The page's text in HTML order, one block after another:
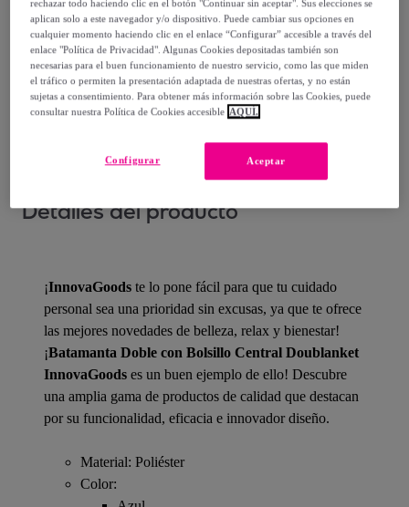
Entrega: Entre el14/08y el17/08
¿Cómo funciona?
Detalles del producto
¡InnovaGoods te lo pone fácil para que tu cuidado
personal sea una prioridad sin excusas, ya que te ofrece
las mejores novedades de belleza, relax y bienestar!
¡Batamanta Doble con Bolsillo Central Doublanket
InnovaGoods es un buen ejemplo de ello! Descubre
una amplia gama de productos de calidad que destacan
por su funcionalidad, eficacia e innovador diseño.
Material: Poliéster
Color:
rechazar todo haciendo clic en el botón "Continuar sin aceptar". Sus elecciones se
aplican solo a este navegador y/o dispositivo. Puede cambiar sus opciones en
cualquier momento haciendo clic en el enlace “Configurar” accesible a través del
enlace "Política de Privacidad". Algunas Cookies depositadas también son
necesarias para el buen funcionamiento de nuestro servicio, como las que miden
el tráfico o permiten la presentación adaptada de nuestras ofertas, y no están
sujetas a consentimiento. Para obtener más información sobre las Cookies, puede
consultar nuestra Política de Cookies accesible AQUÍ.
Aceptar
Configurar